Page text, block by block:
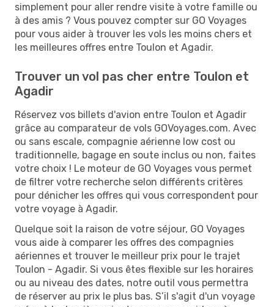
simplement pour aller rendre visite à votre famille ou
à des amis ? Vous pouvez compter sur GO Voyages
pour vous aider à trouver les vols les moins chers et
les meilleures offres entre Toulon et Agadir.
Trouver un vol pas cher entre Toulon et
Agadir
Réservez vos billets d'avion entre Toulon et Agadir
grâce au comparateur de vols GOVoyages.com. Avec
ou sans escale, compagnie aérienne low cost ou
traditionnelle, bagage en soute inclus ou non, faites
votre choix ! Le moteur de GO Voyages vous permet
de filtrer votre recherche selon différents critères
pour dénicher les offres qui vous correspondent pour
votre voyage à Agadir.
Quelque soit la raison de votre séjour, GO Voyages
vous aide à comparer les offres des compagnies
aériennes et trouver le meilleur prix pour le trajet
Toulon - Agadir. Si vous êtes flexible sur les horaires
ou au niveau des dates, notre outil vous permettra
de réserver au prix le plus bas. S’il s'agit d'un voyage